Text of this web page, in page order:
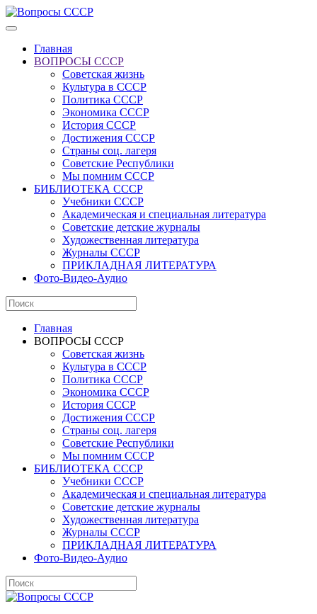
Главная
ВОПРОСЫ СССР
Советская жизнь
Культура в СССР
Политика СССР
Экономика СССР
История СССР
Достижения СССР
Страны соц. лагеря
Советские Республики
Мы помним СССР
БИБЛИОТЕКА СССР
Учебники СССР
Академическая и специальная литература
Советские детские журналы
Художественная литература
Журналы СССР
ПРИКЛАДНАЯ ЛИТЕРАТУРА
Фото-Видео-Аудио
Главная
ВОПРОСЫ СССР
Советская жизнь
Культура в СССР
Политика СССР
Экономика СССР
История СССР
Достижения СССР
Страны соц. лагеря
Советские Республики
Мы помним СССР
БИБЛИОТЕКА СССР
Учебники СССР
Академическая и специальная литература
Советские детские журналы
Художественная литература
Журналы СССР
ПРИКЛАДНАЯ ЛИТЕРАТУРА
Фото-Видео-Аудио